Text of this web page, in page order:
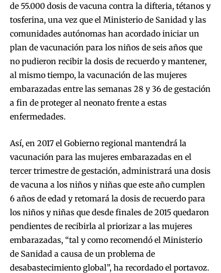
de 55.000 dosis de vacuna contra la difteria, tétanos y
tosferina, una vez que el Ministerio de Sanidad y las
comunidades autónomas han acordado iniciar un
plan de vacunación para los niños de seis años que
no pudieron recibir la dosis de recuerdo y mantener,
al mismo tiempo, la vacunación de las mujeres
embarazadas entre las semanas 28 y 36 de gestación
a fin de proteger al neonato frente a estas
enfermedades.
Así, en 2017 el Gobierno regional mantendrá la
vacunación para las mujeres embarazadas en el
tercer trimestre de gestación, administrará una dosis
de vacuna a los niños y niñas que este año cumplen
6 años de edad y retomará la dosis de recuerdo para
los niños y niñas que desde finales de 2015 quedaron
pendientes de recibirla al priorizar a las mujeres
embarazadas, “tal y como recomendó el Ministerio
de Sanidad a causa de un problema de
desabastecimiento global”, ha recordado el portavoz.